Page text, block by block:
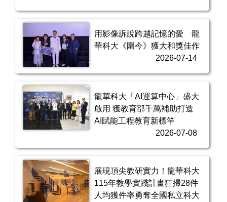
用影像訴說跨越記憶的愛 龍
華科大《圍今》獲大和獎佳作
2026-07-14
龍華科大「AI運算中心」盛大
啟用 獲教育部千萬補助打造
AI賦能工程教育新標竿
2026-07-08
展現頂尖教研實力！龍華科大
115年教學實踐計畫狂掃28件
人均獲件率勇奪全國私立科大